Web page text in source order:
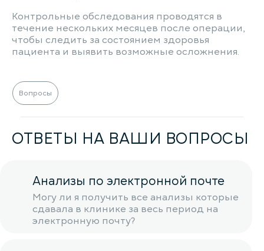
Контрольные обследования проводятся в
течение нескольких месяцев после операции,
чтобы следить за состоянием здоровья
пациента и выявить возможные осложнения.
Вопросы
ОТВЕТЫ НА ВАШИ ВОПРОСЫ
Анализы по электронной почте
Могу ли я получить все анализы которые
сдавала в клинике за весь период на
электронную почту?